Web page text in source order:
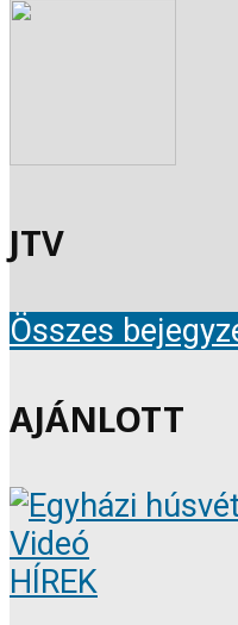
JTV
Összes
AJÁNLOTT
Videó
HÍREK